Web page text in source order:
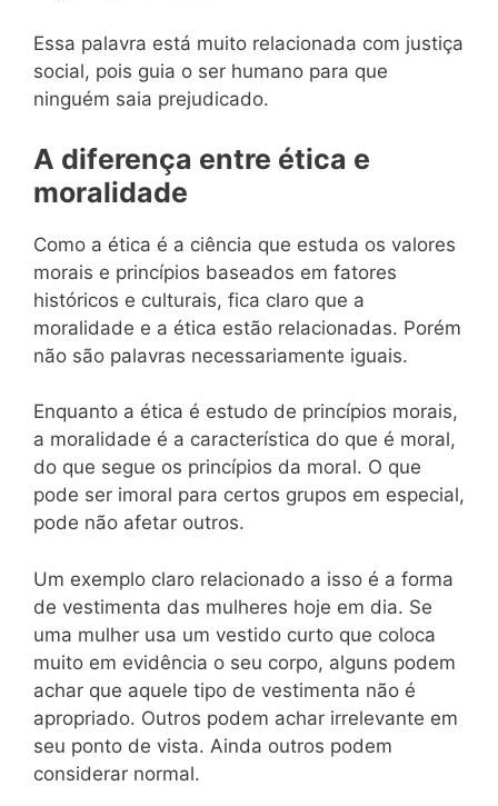
Essa palavra está muito relacionada com justiça
social, pois guia o ser humano para que
ninguém saia prejudicado.
A diferença entre ética e
moralidade
Como a ética é a ciência que estuda os valores
morais e princípios baseados em fatores
históricos e culturais, fica claro que a
moralidade e a ética estão relacionadas. Porém
não são palavras necessariamente iguais.
Enquanto a ética é estudo de princípios morais,
a moralidade é a característica do que é moral,
do que segue os princípios da moral. O que
pode ser imoral para certos grupos em especial,
pode não afetar outros.
Um exemplo claro relacionado a isso é a forma
de vestimenta das mulheres hoje em dia. Se
uma mulher usa um vestido curto que coloca
muito em evidência o seu corpo, alguns podem
achar que aquele tipo de vestimenta não é
apropriado. Outros podem achar irrelevante em
seu ponto de vista. Ainda outros podem
considerar normal.